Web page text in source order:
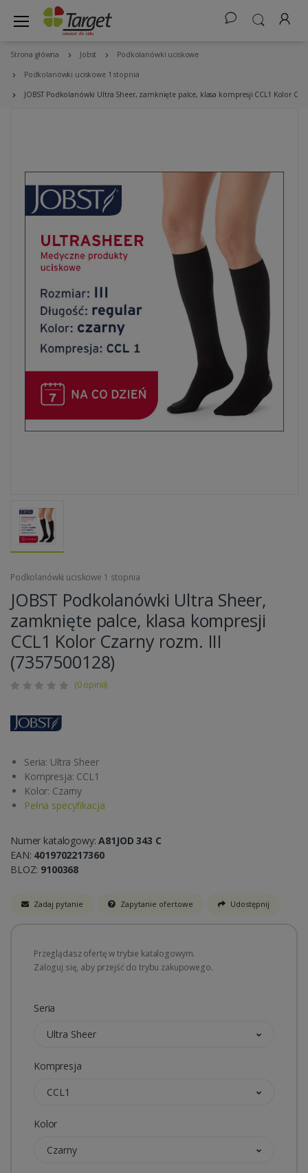
Strona główna Jobst Podkolanówki uciskowe
Podkolanówki uciskowe 1 stopnia
JOBST Podkolanówki Ultra Sheer, zamknięte palce, klasa kompresji CCL1 Kolor
Podkolanówki uciskowe 1 stopnia
JOBST Podkolanówki Ultra Sheer,
zamknięte palce, klasa kompresji
CCL1 Kolor Czarny rozm. III
(7357500128)
(0 opinii)
Seria: Ultra Sheer
Kompresja: CCL1
Kolor: Czarny
Pełna specyfikacja
Numer katalogowy:A81JOD 343 C
EAN: 4019702217360
BLOZ: 9100368
Zadaj pytanie Zapytanie ofertowe Udostępnij
Przeglądasz ofertę w trybie katalogowym.
Zaloguj się, aby przejść do trybu zakupowego.
Seria
Ultra Sheer
Kompresja
CCL1
Kolor
Czarny